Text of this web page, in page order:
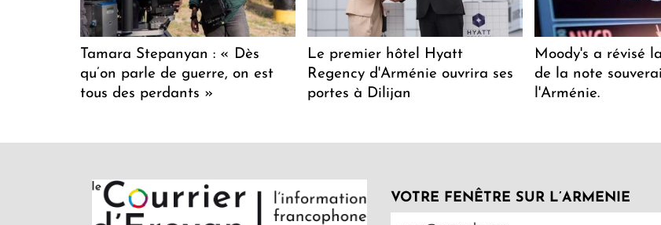
Tamara Stepanyan : « Dès
qu’on parle de guerre, on est
tous des perdants »
Le premier hôtel Hyatt
Regency d'Arménie ouvrira ses
portes à Dilijan
Moody's a révisé
de la note
l'Arménie.
VOTRE FENÊTRE SUR L’ARMENIE